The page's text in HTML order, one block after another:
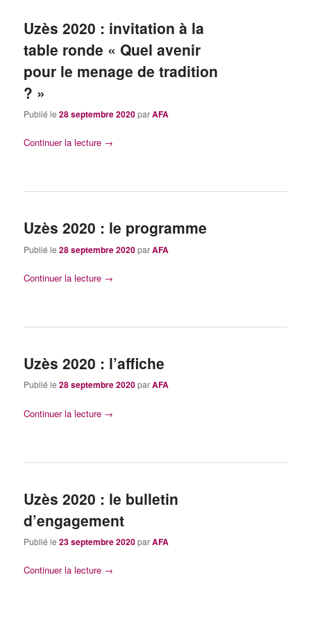
Uzès 2020 : invitation à la
table ronde « Quel avenir
pour le menage de tradition
? »
Publié le28 septembre 2020parAFA
Continuer la lecture →
Uzès 2020 : le programme
Publié le28 septembre 2020parAFA
Continuer la lecture →
Uzès 2020 : l’affiche
Publié le28 septembre 2020parAFA
Continuer la lecture →
Uzès 2020 : le bulletin
d’engagement
Publié le23 septembre 2020parAFA
Continuer la lecture →